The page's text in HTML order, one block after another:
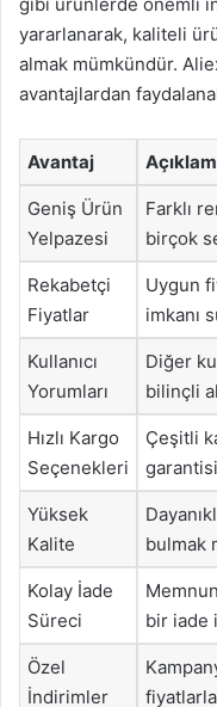
yararlanarak, kaliteli
almak mümkündür.
avantajlardan
Avantaj
Geniş Ürün
Yelpazesi
Farklı
birçok
Rekabetçi
Fiyatlar
Uygun
imkanı
Kullanıcı
Yorumları
Diğer
bilinçli
Hızlı Kargo
Seçenekleri
Çeşitli
Yüksek
Kalite
bulmak
Kolay İade
Süreci
bir iade
Özel
İndirimler